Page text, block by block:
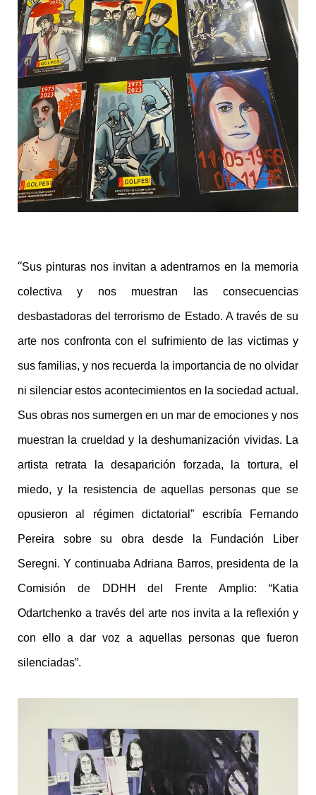
“Sus pinturas nos invitan a adentrarnos en la memoria
colectiva y nos muestran las consecuencias
desbastadoras del terrorismo de Estado. A través de su
arte nos confronta con el sufrimiento de las victimas y
sus familias, y nos recuerda la importancia de no olvidar
ni silenciar estos acontecimientos en la sociedad actual.
Sus obras nos sumergen en un mar de emociones y nos
muestran la crueldad y la deshumanización vividas. La
artista retrata la desaparición forzada, la tortura, el
miedo, y la resistencia de aquellas personas que se
opusieron al régimen dictatorial” escribía Fernando
Pereira sobre su obra desde la Fundación Liber
Seregni. Y continuaba Adriana Barros, presidenta de la
Comisión de DDHH del Frente Amplio: “Katia
Odartchenko a través del arte nos invita a la reflexión y
con ello a dar voz a aquellas personas que fueron
silenciadas”.